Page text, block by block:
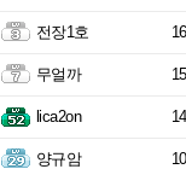
전장1호
무얼까
lica2on
양규암